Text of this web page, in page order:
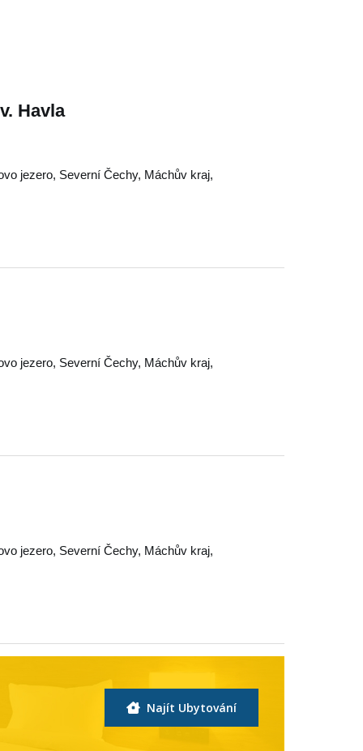
Havla
jezero, Severní Čechy, Máchův kraj,
jezero, Severní Čechy, Máchův kraj,
jezero, Severní Čechy, Máchův kraj,
Najít Ubytování